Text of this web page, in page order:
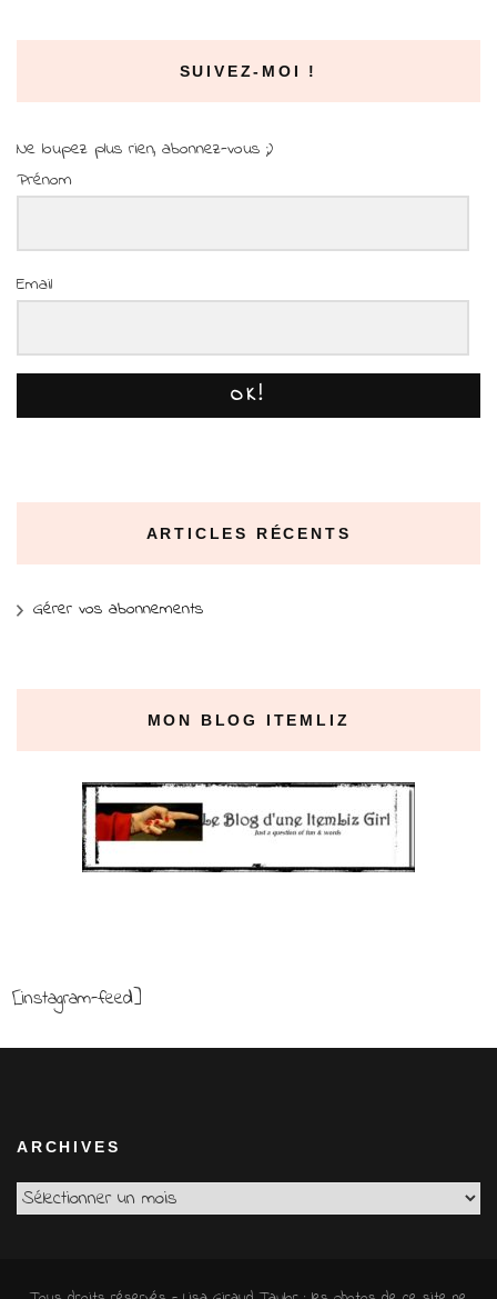
SUIVEZ-MOI !
Ne loupez plus rien, abonnez-vous ;)
Prénom
Email
OK!
ARTICLES RÉCENTS
Gérer vos abonnements
MON BLOG ITEMLIZ
[instagram-feed]
ARCHIVES
Archives